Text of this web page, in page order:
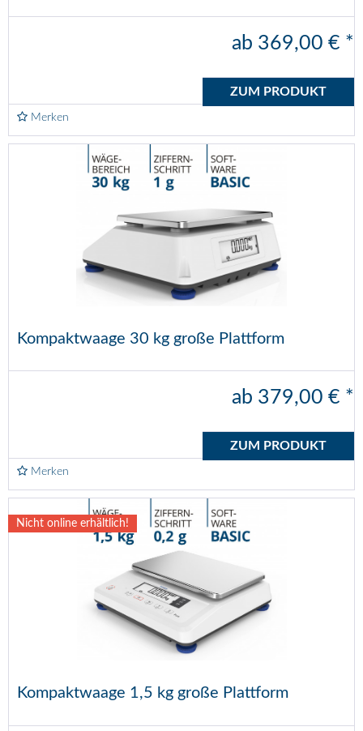
ab 369,00 € *
ZUM PRODUKT
Merken
Kompaktwaage 30 kg große Plattform
ab 379,00 € *
ZUM PRODUKT
Merken
Nicht online erhältlich!
Kompaktwaage 1,5 kg große Plattform